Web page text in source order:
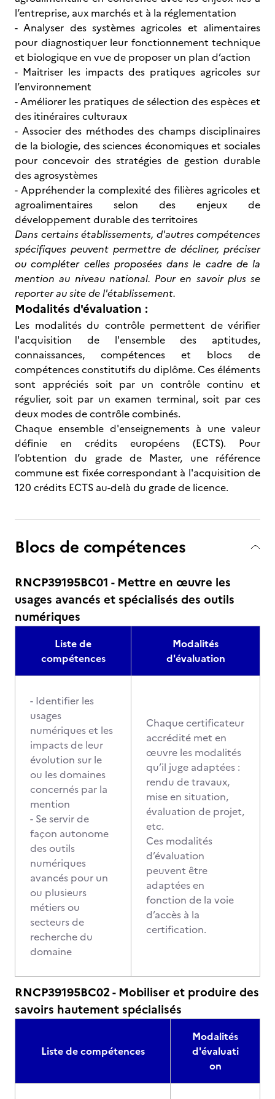
l’entreprise, aux marchés et à la réglementation
- Analyser des systèmes agricoles et alimentaires
pour diagnostiquer leur fonctionnement technique
et biologique en vue de proposer un plan d’action
- Maitriser les impacts des pratiques agricoles sur
l’environnement
- Améliorer les pratiques de sélection des espèces et
des itinéraires culturaux
- Associer des méthodes des champs disciplinaires
de la biologie, des sciences économiques et sociales
pour concevoir des stratégies de gestion durable
des agrosystèmes
- Appréhender la complexité des filières agricoles et
agroalimentaires selon des enjeux de
développement durable des territoires
Dans certains établissements, d'autres compétences
spécifiques peuvent permettre de décliner, préciser
ou compléter celles proposées dans le cadre de la
mention au niveau national. Pour en savoir plus se
reporter au site de l'établissement.
Modalités d'évaluation :
Les modalités du contrôle permettent de vérifier
l'acquisition de l'ensemble des aptitudes,
connaissances, compétences et blocs de
compétences constitutifs du diplôme. Ces éléments
sont appréciés soit par un contrôle continu et
régulier, soit par un examen terminal, soit par ces
deux modes de contrôle combinés.
Chaque ensemble d'enseignements à une valeur
définie en crédits européens (ECTS). Pour
l’obtention du grade de Master, une référence
commune est fixée correspondant à l'acquisition de
120 crédits ECTS au-delà du grade de licence.
Blocs de compétences
RNCP39195BC01 - Mettre en œuvre les
usages avancés et spécialisés des outils
numériques
Liste de
compétences
Modalités
d'évaluation
- Identifier les
usages
numériques et les
impacts de leur
évolution sur le
ou les domaines
concernés par la
mention
- Se servir de
façon autonome
des outils
numériques
avancés pour un
ou plusieurs
métiers ou
secteurs de
recherche du
domaine
Chaque certificateur
accrédité met en
œuvre les modalités
qu’il juge adaptées :
rendu de travaux,
mise en situation,
évaluation de projet,
etc.
Ces modalités
d’évaluation
peuvent être
adaptées en
fonction de la voie
d’accès à la
certification.
RNCP39195BC02 - Mobiliser et produire des
savoirs hautement spécialisés
Liste de compétences
Modalités
d'évaluati
on